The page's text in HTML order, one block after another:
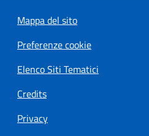
Mappa del sito
Preferenze cookie
Elenco Siti Tematici
Credits
Privacy